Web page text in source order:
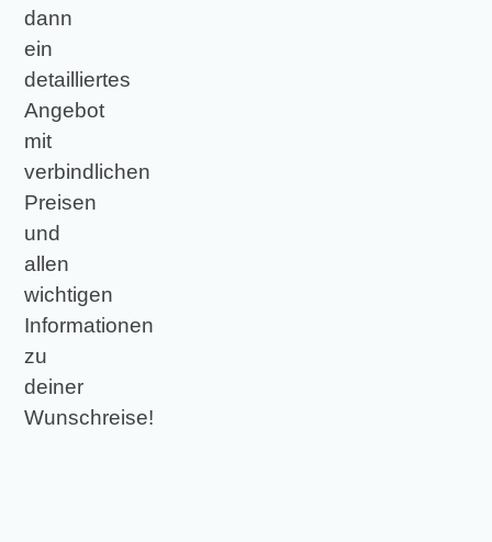
dann
ein
detailliertes
Angebot
mit
verbindlichen
Preisen
und
allen
wichtigen
Informationen
zu
deiner
Wunschreise!